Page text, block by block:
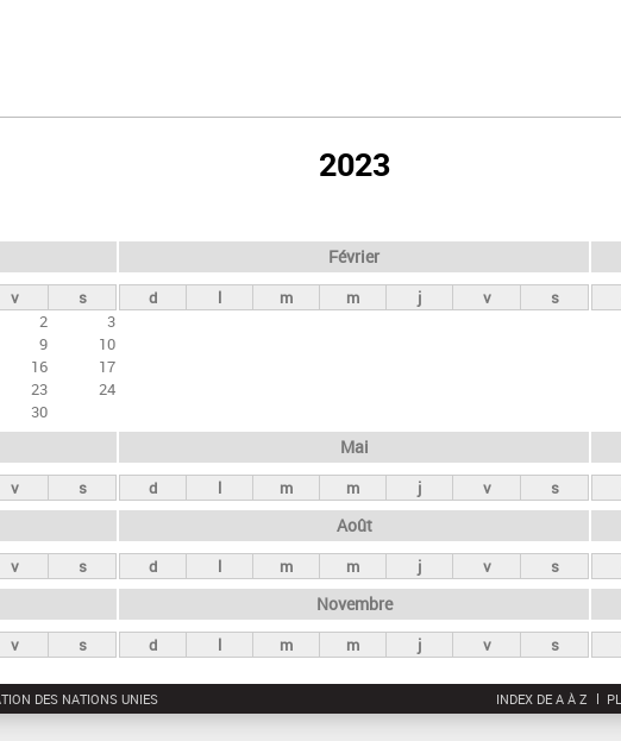
2023
v
s
2
3
9
10
16
17
23
24
30
Février
d l m m j v s
v s
Mai
d l m m j v s
v s
Août
d l m m j v s
v s
Novembre
d l m m j v s
DES NATIONS UNIES INDEX DE A À Z